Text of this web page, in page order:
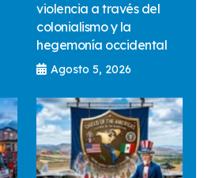
violencia a través del
colonialismo y la
hegemonía occidental
Agosto 5, 2026